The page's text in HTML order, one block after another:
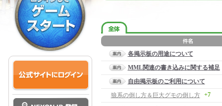
各掲示板の用途について
MML関連の書き込みに関する補足
自由掲示板のご利用について
狼系の倒し方＆巨大グモの倒し方
+7